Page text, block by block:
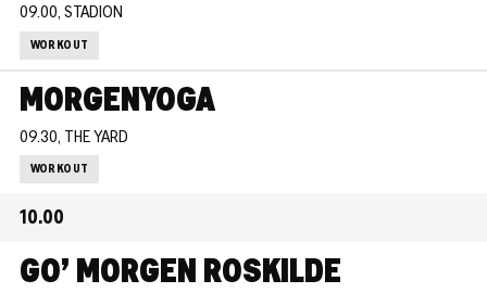
09.00, STADION
WORKOUT
MORGENYOGA
09.30, THE YARD
WORKOUT
10.00
GO’ MORGEN ROSKILDE